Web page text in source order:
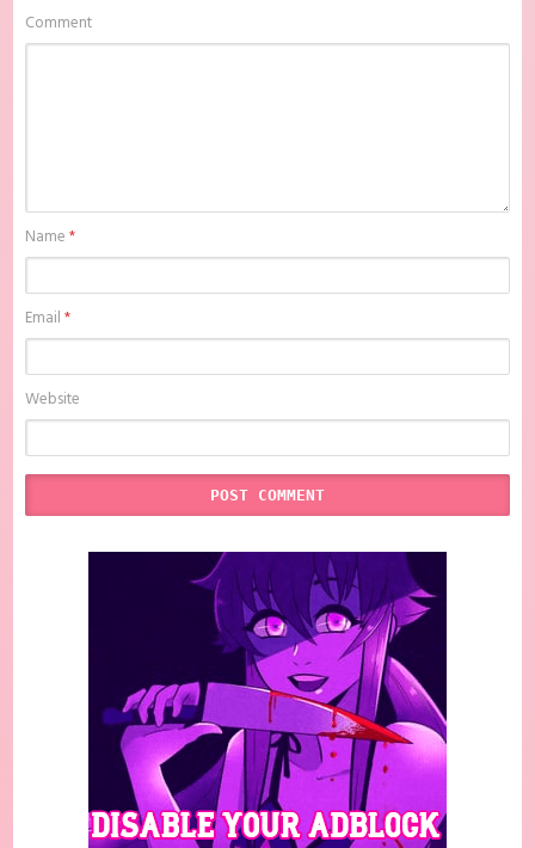
anime sub indo , download anime sub indo One the Woman Batch
Subtitle Indonesia, Batchindo
Comment
Name*
Email*
Website